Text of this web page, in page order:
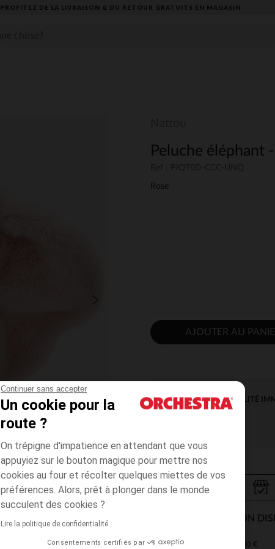
Continuer sans accepter
Un cookie pour la
route ?
On trépigne d'impatience en attendant que vous
appuyiez sur le bouton magique pour mettre nos
cookies au four et récolter quelques miettes de vos
préférences. Alors, prêt à plonger dans le monde
succulent des cookies ?
Lire la politique de confidentialité
Consentements certifiés par
PROFITEZ DE LA LIVRAISON & DU RETOUR GRATUITS EN MAGASIN​
Peluche éléphant
Rose
AJOUTER AU
DISPONIBILITÉ
MODES DE LIVRAISON
Point Relais 4,90 €